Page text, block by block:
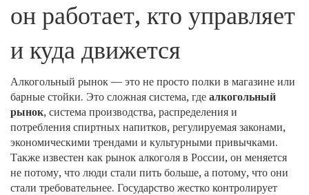
он работает, кто управляет
и куда движется
Алкогольный рынок — это не просто полки в магазине или
барные стойки. Это сложная система, где алкогольный
рынок, система производства, распределения и
потребления спиртных напитков, регулируемая законами,
экономическими трендами и культурными привычками.
Также известен как рынок алкоголя в России, он меняется
не потому, что люди стали пить больше, а потому, что они
стали требовательнее. Государство жестко контролирует